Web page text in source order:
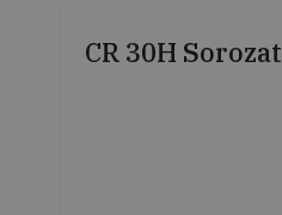
CR 30H Sorozat